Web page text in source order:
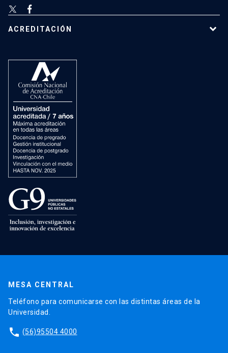
ACREDITACIÓN
MESA CENTRAL
Teléfono para comunicarse con las distintas áreas de la
Universidad.
phone (56)95504 4000